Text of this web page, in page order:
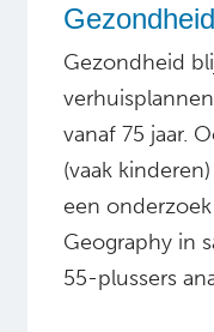
Gezondheid
vanaf 75 jaar.
(vaak
een
Geography in
55-plussers